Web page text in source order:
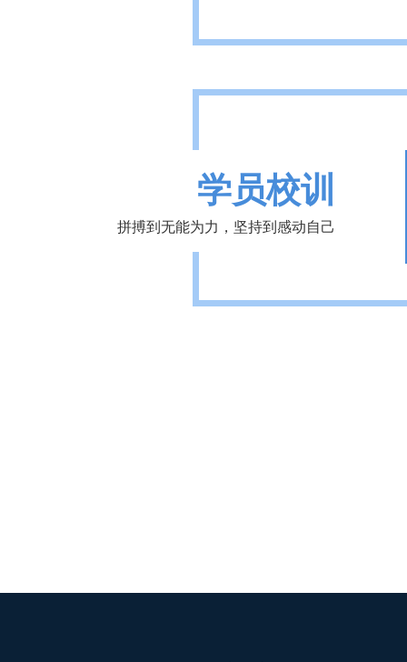
学员校训
拼搏到无能为力，坚持到感动自己